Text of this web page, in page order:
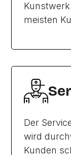
meisten
Der
wird
Kunden